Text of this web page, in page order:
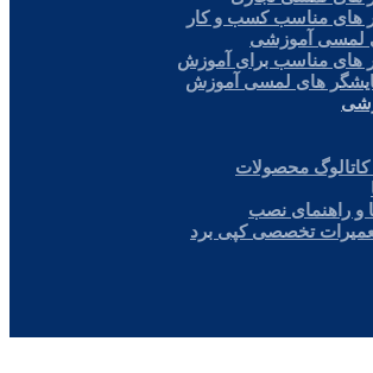
های مناسب کسب و کار
لمسی آموزشی
های مناسب برای آموزش
های لمسی آموزش
محصولات
و راهنمای نصب
تخصصی کپی برد